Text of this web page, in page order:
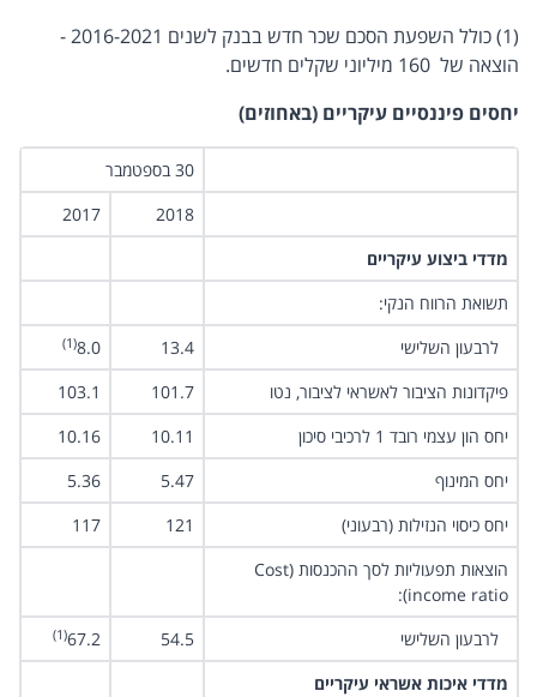
(1) כולל השפעת הסכם שכר חדש בבנק לשנים 2016-2021 -
הוצאה של 160 מיליוני שקלים חדשים.
יחסים פיננסיים עיקריים (באחוזים)
30 בספטמבר
2018
2017
מדדי ביצוע עיקריים
תשואת הרווח הנקי:
לרבעון השלישי
13.4
8.0
(1)
פיקדונות הציבור לאשראי לציבור, נטו 101.7
103.1
יחס הון עצמי רובד 1 לרכיבי סיכון
10.11
10.16
יחס המינוף
5.47
5.36
יחס כיסוי הנזילות (רבעוני)
121
117
הוצאות תפעוליות לסך ההכנסות (Cost
income ratio):
לרבעון השלישי
54.5
67.2
(1)
מדדי איכות אשראי עיקריים